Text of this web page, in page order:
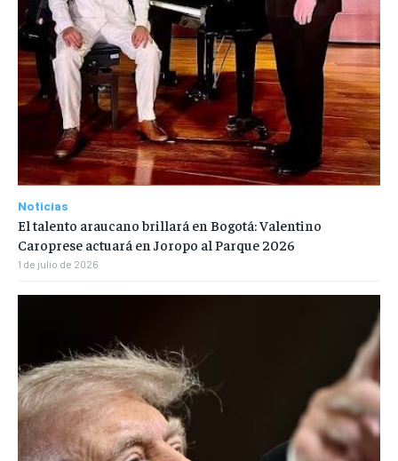
Noticias
El talento araucano brillará en Bogotá: Valentino
Caroprese actuará en Joropo al Parque 2026
1 de julio de 2026